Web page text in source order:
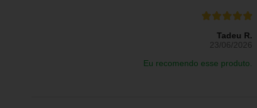
Tadeu R.
23/06/2026
Eu recomendo esse produto.